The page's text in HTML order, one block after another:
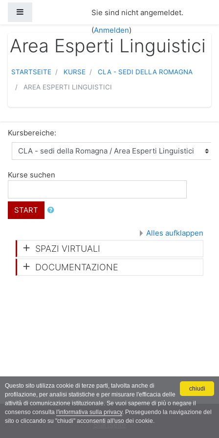
chiudi
Questo sito utilizza cookie di terze parti, talvolta anche di
profilazione, per analisi statistiche e per misurare l'efficacia delle
attività di comunicazione istituzionale. Se vuoi saperne di più o negare il
consenso consulta l'informativa sulla privacy. Proseguendo la navigazione del
sito o cliccando su "chiudi" acconsenti all'uso dei cookie.
Sie sind nicht angemeldet.
(Anmelden)
Area Esperti Linguistici
STARTSEITE KURSE
CLA - SEDI DELLA ROMAGNA
AREA ESPERTI LINGUISTICI
Kursbereiche:
Kurse suchen
START
Alles aufklappen
SPAZI VIRTUALI
DOCUMENTAZIONE
Startseite